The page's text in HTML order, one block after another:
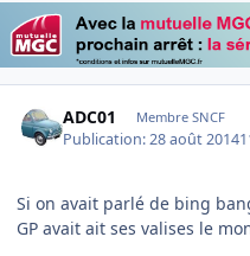
ADC01 Membre SNCF
Publication:28 août 2014
Si on avait parlé de bing
GP avait ait ses valises le